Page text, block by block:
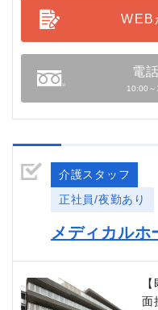
WEB
電
10:00～
介護スタッフ
正社員/夜勤あり
メディカルホ
面